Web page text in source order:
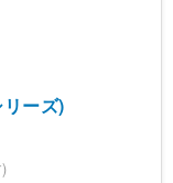
ーズ)